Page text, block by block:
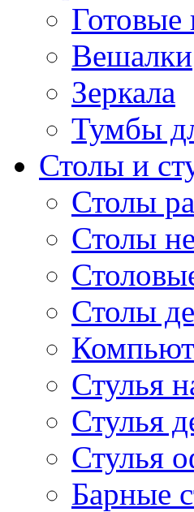
Вешалки
Зеркала
Тумбы
Столы и
Столы
Столы
Столы
Стулья
Стулья
Стулья
Барные